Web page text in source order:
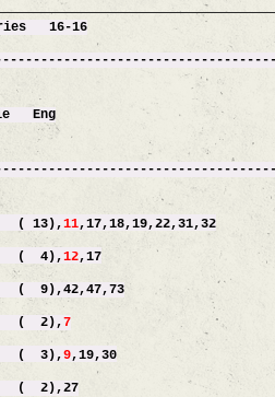
16-16
Eng
11,17,18,19,22,31,32
4),12,17
2),7
3),9,19,30
2),27